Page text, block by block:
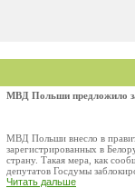
МВД Польши предложило
МВД Польши внесло в
зарегистрированных в
страну. Такая мера, как
депутатов Госдумы
Читать дальше